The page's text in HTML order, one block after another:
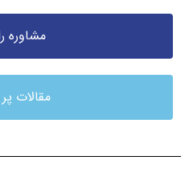
مشاوره
مقالات